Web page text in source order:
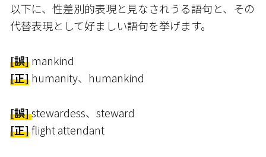
以下に、性差別的表現と見なされうる語句と、その
代替表現として好ましい語句を挙げます。
[誤]mankind
[正]humanity、humankind
[誤]stewardess、steward
[正]flight attendant